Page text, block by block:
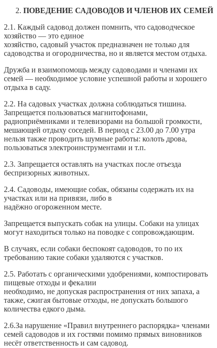
ПОВЕДЕНИЕ САДОВОДОВ И ЧЛЕНОВ ИХ СЕМЕЙ
2.1. Каждый садовод должен помнить, что садоводческое
хозяйство — это единое
хозяйство, садовый участок предназначен не только для
садоводства и огородничества, но и является местом отдыха.
Дружба и взаимопомощь между садоводами и членами их
семей — необходимое условие успешной работы и хорошего
отдыха в саду.
2.2. На садовых участках должна соблюдаться тишина.
Запрещается пользоваться магнитофонами,
радиоприёмниками и телевизорами на большой громкости,
мешающей отдыху соседей. В период с 23.00 до 7.00 утра
нельзя также проводить шумные работы: колоть дрова,
пользоваться электроинструментами и т.п.
2.3. Запрещается оставлять на участках после отъезда
беспризорных животных.
2.4. Садоводы, имеющие собак, обязаны содержать их на
участках или на привязи, либо в
надёжно огороженном месте.
Запрещается выпускать собак на улицы. Собаки на улицах
могут находиться только на поводке с сопровождающим.
В случаях, если собаки беспокоят садоводов, то по их
требованию такие собаки удаляются с участков.
2.5. Работать с органическими удобрениями, компостировать
пищевые отходы и фекалии
необходимо, не допуская распространения от них запаха, а
также, сжигая бытовые отходы, не допускать большого
количества едкого дыма.
2.6.За нарушение «Правил внутреннего распорядка» членами
семей садоводов и их гостями помимо прямых виновников
несёт ответственность и сам садовод.